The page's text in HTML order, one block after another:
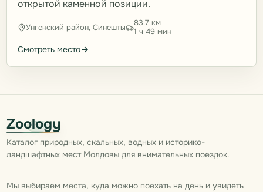
открытой каменной позиции.
Унгенский район, Синешты
83.7 км
1 ч 49 мин
Смотреть место
Zoology
Каталог природных, скальных, водных и историко-
ландшафтных мест Молдовы для внимательных поездок.
Мы выбираем места, куда можно поехать на день и увидеть